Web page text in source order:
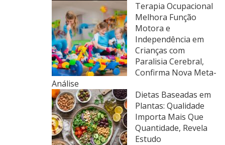
Terapia Ocupacional
Melhora Função
Motora e
Independência em
Crianças com
Paralisia Cerebral,
Confirma Nova Meta-
Análise
Dietas Baseadas em
Plantas: Qualidade
Importa Mais Que
Quantidade, Revela
Estudo